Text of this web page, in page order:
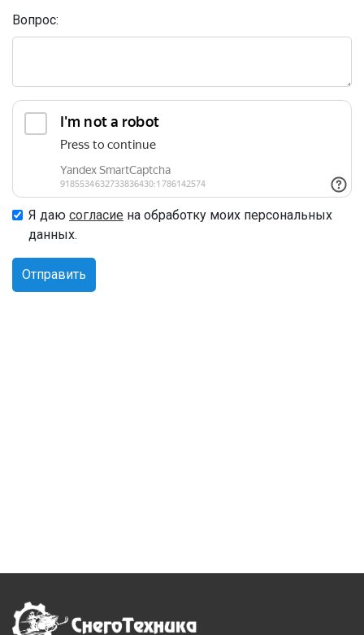
Вопрос:
Я даю согласие на обработку моих персональных
данных.
Отправить